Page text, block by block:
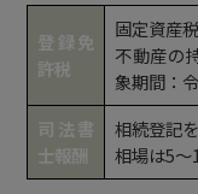
登録免
許税
固定資産
不動産の
象期間：
司法書
士報酬
相続登記
相場は5〜